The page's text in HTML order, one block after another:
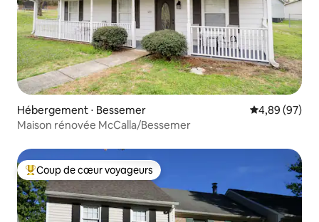
Hébergement ⋅ Bessemer Évaluation
4,89 (97)
Maison rénovée McCalla/Bessemer
Coups de cœur voyageurs les plus appréciés
Coup de cœur voyageurs